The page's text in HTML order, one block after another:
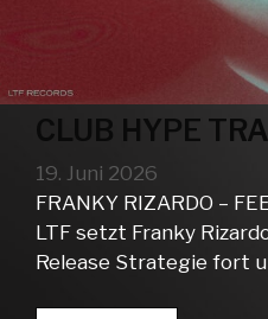
CLUB HYPE
19. Juni 2026
FRANKY RIZARDO –
LTF setzt Franky
Release Strategie fort